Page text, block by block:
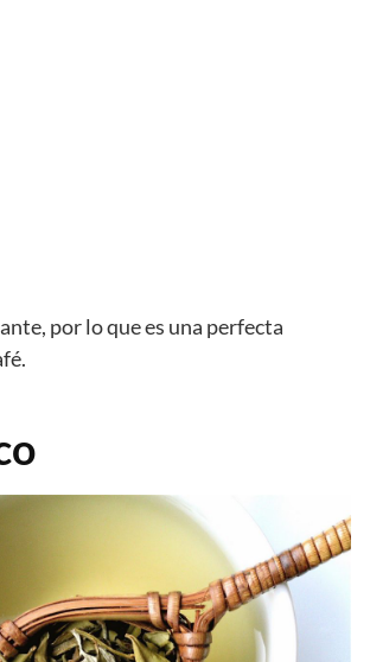
por lo que es una perfecta